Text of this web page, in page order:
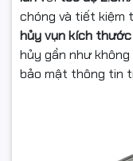
chóng và tiết kiệm
hủy vụn kích thước
hủy gần như
bảo mật thông tin